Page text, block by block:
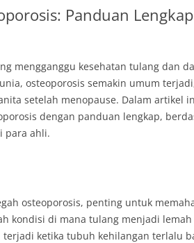
Panduan
mengganggu kesehatan tulang dan
osteoporosis semakin umum
setelah menopause. Dalam artikel
dengan panduan lengkap,
para ahli.
osteoporosis, penting untuk
kondisi di mana tulang menjadi
ketika tubuh kehilangan terlalu